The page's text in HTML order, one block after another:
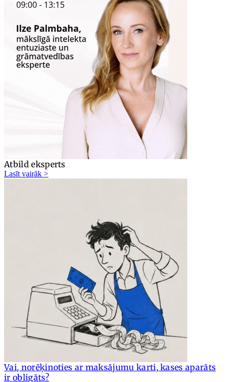
Atbild eksperts
Lasīt vairāk >
Vai, norēķinoties ar maksājumu karti, kases aparāts
ir obligāts?